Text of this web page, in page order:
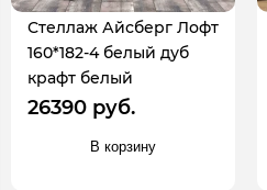
Стеллаж Айсберг Лофт
160*182-4 белый дуб
крафт белый
26390 руб.
В корзину